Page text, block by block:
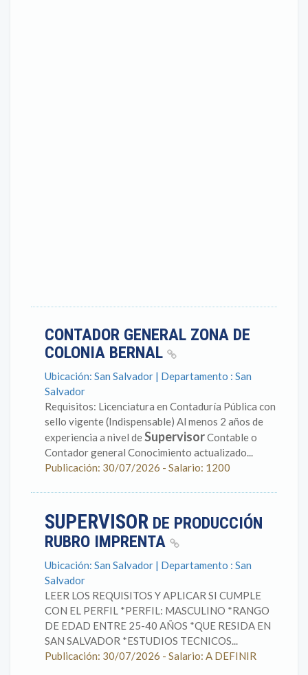
CONTADOR GENERAL ZONA DE
COLONIA BERNAL
Ubicación: San Salvador | Departamento : San
Salvador
Requisitos: Licenciatura en Contaduría Pública con
sello vigente (Indispensable) Al menos 2 años de
experiencia a nivel deSupervisorContable o
Contador general Conocimiento actualizado...
Publicación: 30/07/2026 - Salario: 1200
SUPERVISOR DE PRODUCCIÓN
RUBRO IMPRENTA
Ubicación: San Salvador | Departamento : San
Salvador
LEER LOS REQUISITOS Y APLICAR SI CUMPLE
CON EL PERFIL *PERFIL: MASCULINO *RANGO
DE EDAD ENTRE 25-40 AÑOS *QUE RESIDA EN
SAN SALVADOR *ESTUDIOS TECNICOS...
Publicación: 30/07/2026 - Salario: A DEFINIR